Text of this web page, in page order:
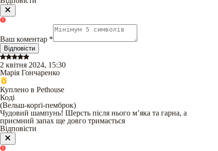
Ваш коментар *
Відповісти
2 квітня 2024, 15:30
Марія Гончаренко
Куплено в Pethouse
Коді
(Вельш-корґі-пемброк)
Чудовий шампунь! Шерсть після нього мʼяка та гарна, а
приємний запах ще довго тримається
Відповісти